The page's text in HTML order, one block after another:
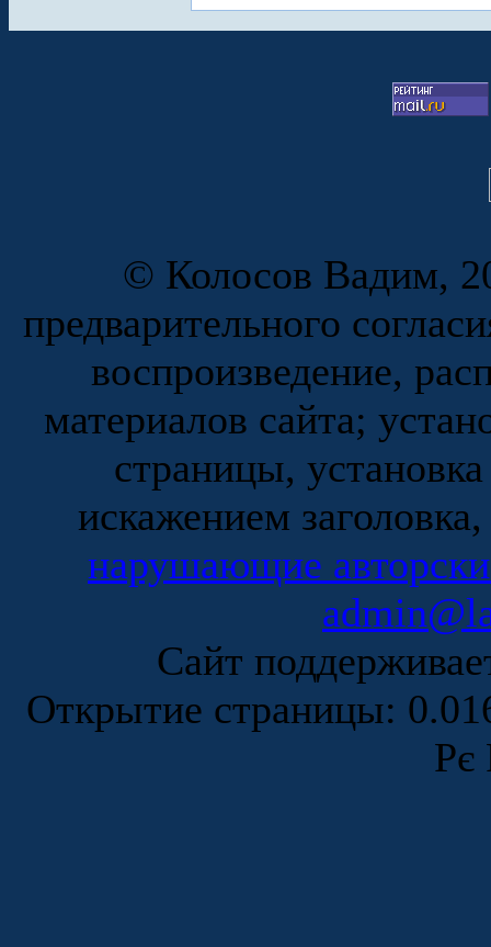
© Колосов Вадим,
предварительного
воспроизведение,
материалов сайта;
страницы,
искажением
нарушающие
Сайт
Открытие страницы:
Рє